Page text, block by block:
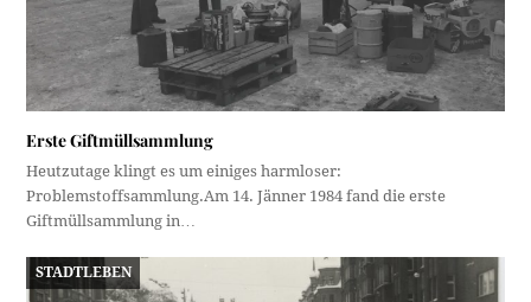
Erste Giftmüllsammlung
Heutzutage klingt es um einiges harmloser:
Problemstoffsammlung.Am 14. Jänner 1984 fand die erste
Giftmüllsammlung in…
STADTLEBEN